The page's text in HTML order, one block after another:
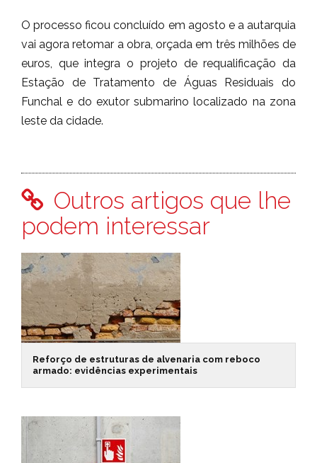
O processo ficou concluído em agosto e a autarquia
vai agora retomar a obra, orçada em três milhões de
euros, que integra o projeto de requalificação da
Estação de Tratamento de Águas Residuais do
Funchal e do exutor submarino localizado na zona
leste da cidade.
Outros artigos que lhe
podem interessar
Reforço de estruturas de alvenaria com reboco
armado: evidências experimentais